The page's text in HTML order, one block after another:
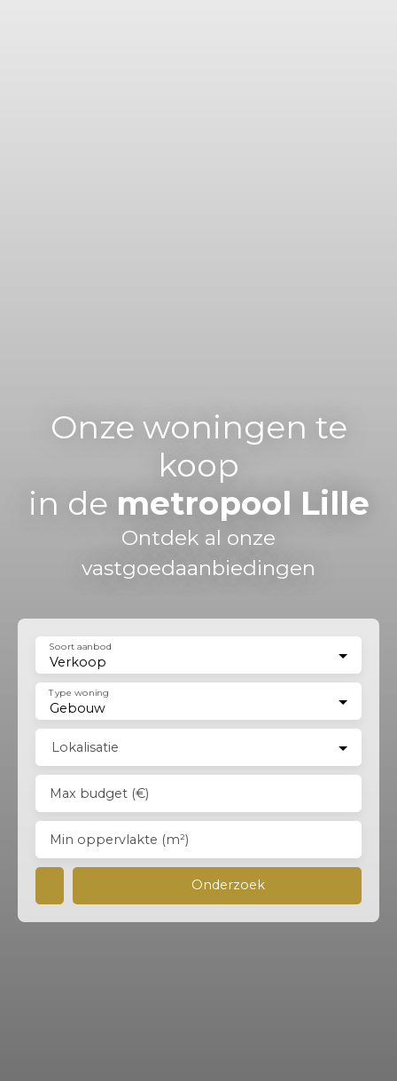
Onze woningen te
koop
in de metropool Lille
Ontdek al onze
vastgoedaanbiedingen
Verkoop
Soort aanbod
Gebouw
Type woning
Lokalisatie
Max budget (€)
Min oppervlakte (m²)
Onderzoek